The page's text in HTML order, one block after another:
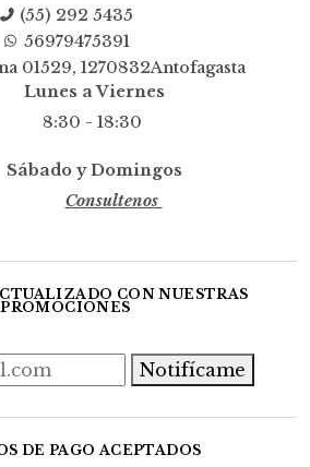
(55) 292 5435
56979475391
01529, 1270832Antofagasta
Lunes a Viernes
8:30 - 18:30
Sábado y Domingos
Consultenos
CON NUESTRAS
PROMOCIONES
Notifícame
DE PAGO ACEPTADOS